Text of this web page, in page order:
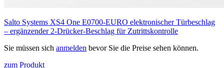
Salto Systems XS4 One E0700-EURO elektronischer Türbeschlag
– ergänzender 2-Drücker-Beschlag für Zutrittskontrolle
Sie müssen sich anmelden bevor Sie die Preise sehen können.
zum Produkt